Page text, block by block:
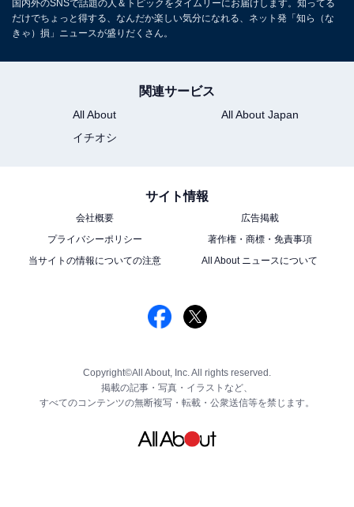
国内外のSNSで話題の人＆トピックをタイムリーにお届けします。知ってる
だけでちょっと得する、なんだか楽しい気分になれる、ネット発「知ら（な
きゃ）損」ニュースが盛りだくさん。
関連サービス
All About
All About Japan
イチオシ
サイト情報
会社概要
広告掲載
プライバシーポリシー
著作権・商標・免責事項
当サイトの情報についての注意
All About ニュースについて
Copyright©All About, Inc. All rights reserved.
掲載の記事・写真・イラストなど、
すべてのコンテンツの無断複写・転載・公衆送信等を禁じます。